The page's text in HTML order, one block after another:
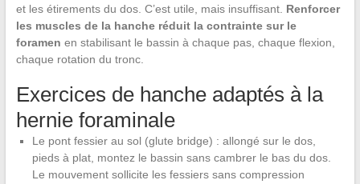
et les étirements du dos. C’est utile, mais insuffisant. Renforcer
les muscles de la hanche réduit la contrainte sur le
foramen en stabilisant le bassin à chaque pas, chaque flexion,
chaque rotation du tronc.
Exercices de hanche adaptés à la
hernie foraminale
Le pont fessier au sol (glute bridge) : allongé sur le dos,
pieds à plat, montez le bassin sans cambrer le bas du dos.
Le mouvement sollicite les fessiers sans compression